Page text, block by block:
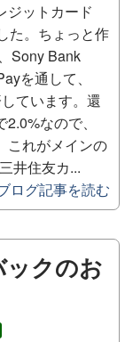
ジットカード
た。ちょっと作
Sony Bank
を通して、
ています。還
なので、
これがメインの
井住友カ...
ログ記事を読む
クのお